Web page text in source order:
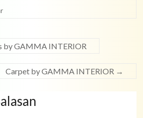
by GAMMA INTERIOR
Carpet by GAMMA INTERIOR →